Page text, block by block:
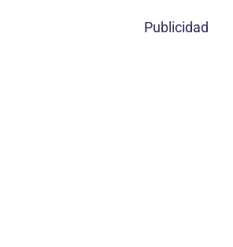
Publicidad